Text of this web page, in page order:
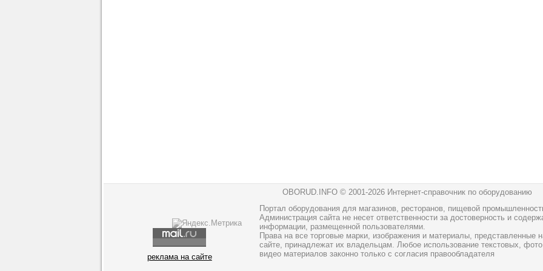
OBORUD.INFO © 2001-2026 Интернет-справочник по оборудованию
реклама на сайте
Портал оборудования для магазинов, ресторанов, пищевой
Администрация сайта не несет ответственности за достоверность и
информации, размещенной пользователями.
Права на все торговые марки, изображения и материалы, представленные
сайте, принадлежат их владельцам. Любое использование текстовых,
видео материалов законно только с согласия правообладателя